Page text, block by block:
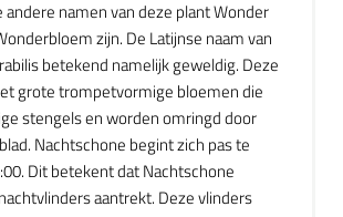
namen van deze plant Wonder
zijn. De Latijnse naam van
betekend namelijk geweldig. Deze
grote trompetvormige bloemen die
stengels en worden omringd door
Nachtschone begint zich pas te
Dit betekent dat Nachtschone
aantrekt. Deze vlinders